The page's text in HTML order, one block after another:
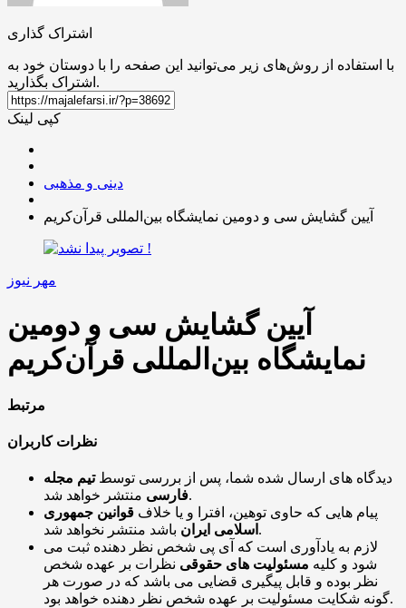
اشتراک گذاری
با استفاده از روش‌های زیر می‌توانید این صفحه را با دوستان خود به
اشتراک بگذارید.
کپی لینک
دینی و مذهبی
آیین گشایش سی و دومین نمایشگاه بین‌المللی قرآن‌کریم
مهر نیوز
آیین گشایش سی و دومین
نمایشگاه بین‌المللی قرآن‌کریم
مرتبط
نظرات کاربران
دیدگاه های ارسال شده شما، پس از بررسی توسطتیم مجله
فارسیمنتشر خواهد شد.
پیام هایی که حاوی توهین، افترا و یا خلاف قوانین جمهوری
اسلامی ایران باشد منتشر نخواهد شد.
لازم به یادآوری است که آی پی شخص نظر دهنده ثبت می
شود و کلیه مسئولیت های حقوقی نظرات بر عهده شخص
نظر بوده و قابل پیگیری قضایی می باشد که در صورت هر
گونه شکایت مسئولیت بر عهده شخص نظر دهنده خواهد بود.